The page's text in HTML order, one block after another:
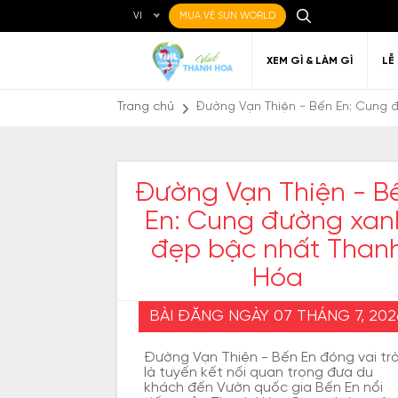
VI MUA VÉ SUN WORLD
XEM GÌ & LÀM GÌ LỄ
Điểm đến yêu thích Nghệ thuật
Ẩm thực Địa phương Địa điểm ăn uống
Về Thanh Hóa Đi đến Thanh Hóa
Di
Trang chủ Đường Vạn Thiện - Bến En: Cung
Đường Vạn Thiện -
En: Cung đường
đẹp bậc nhất
Hóa
BÀI ĐĂNG NGÀY 07 THÁNG 7,
Đường Vạn Thiện - Bến En đóng vai trò
là tuyến kết nối quan trọng đưa du
khách đến Vườn quốc gia Bến En nổi